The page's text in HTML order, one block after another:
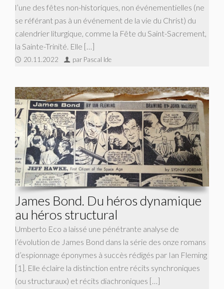
l’une des fêtes non-historiques, non événementielles (ne
se référant pas à un événement de la vie du Christ) du
calendrier liturgique, comme la Fête du Saint-Sacrement,
la Sainte-Trinité. Elle […]
20.11.2022 par Pascal Ide
James Bond. Du héros dynamique
au héros structural
Umberto Eco a laissé une pénétrante analyse de
l’évolution de James Bond dans la série des onze romans
d’espionnage éponymes à succès rédigés par Ian Fleming
[1]. Elle éclaire la distinction entre récits synchroniques
(ou structuraux) et récits diachroniques […]